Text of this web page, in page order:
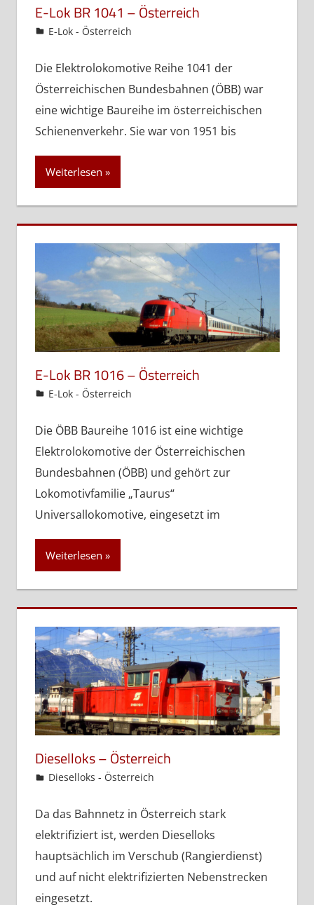
E-Lok BR 1041 – Österreich
admin
E-Lok - Österreich
Die Elektrolokomotive Reihe 1041 der
Österreichischen Bundesbahnen (ÖBB) war
eine wichtige Baureihe im österreichischen
Schienenverkehr. Sie war von 1951 bis
Weiterlesen
E-Lok BR 1016 – Österreich
admin
E-Lok - Österreich
Die ÖBB Baureihe 1016 ist eine wichtige
Elektrolokomotive der Österreichischen
Bundesbahnen (ÖBB) und gehört zur
Lokomotivfamilie „Taurus“
Universallokomotive, eingesetzt im
Weiterlesen
Dieselloks – Österreich
admin
Dieselloks - Österreich
Da das Bahnnetz in Österreich stark
elektrifiziert ist, werden Dieselloks
hauptsächlich im Verschub (Rangierdienst)
und auf nicht elektrifizierten Nebenstrecken
eingesetzt.